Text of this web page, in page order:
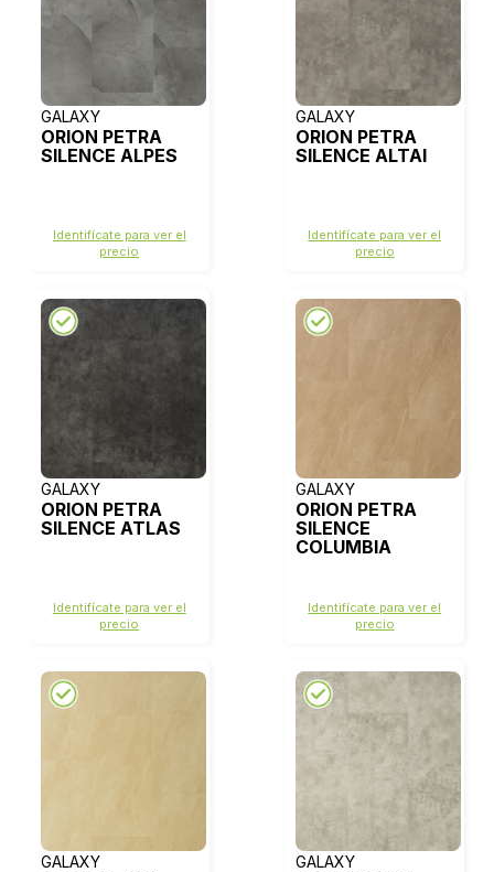
GALAXY
ORION PETRA
SILENCE ALPES
Identifícate para ver el
precio
GALAXY
ORION PETRA
SILENCE ALTAI
Identifícate para ver el
precio
GALAXY
ORION PETRA
SILENCE ATLAS
Identifícate para ver el
precio
GALAXY
ORION PETRA
SILENCE
COLUMBIA
Identifícate para ver el
precio
GALAXY GALAXY